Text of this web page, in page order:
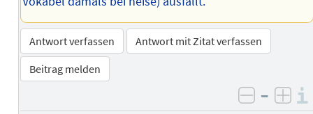
Antwort verfassen
Antwort mit Zitat verfassen
Beitrag melden
negativ
–